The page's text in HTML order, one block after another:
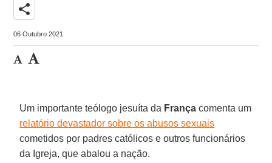
share
06 Outubro 2021
Um importante teólogo jesuíta da França comenta um
relatório devastador sobre os abusos sexuais
cometidos por padres católicos e outros funcionários
da Igreja, que abalou a nação.